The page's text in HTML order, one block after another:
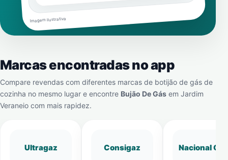
Imagem ilustrativa
Marcas encontradas no app
Compare revendas com diferentes marcas de botijão de gás de
cozinha no mesmo lugar e encontre Bujão De Gás em Jardim
Veraneio com mais rapidez.
Ultragaz Consigaz Nacional Gás